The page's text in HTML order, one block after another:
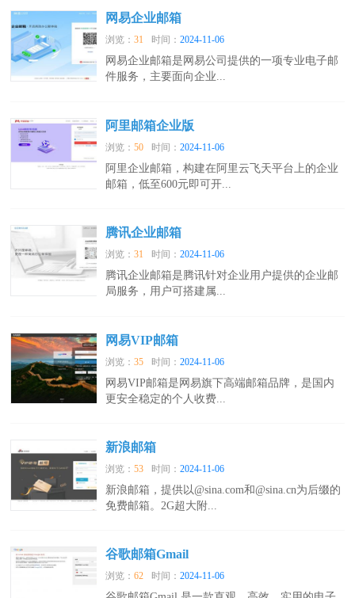
网易企业邮箱
浏览：31 时间：2024-11-06
网易企业邮箱是网易公司提供的一项专业电子邮
件服务，主要面向企业...
阿里邮箱企业版
浏览：50 时间：2024-11-06
阿里企业邮箱，构建在阿里云飞天平台上的企业
邮箱，低至600元即可开...
腾讯企业邮箱
浏览：31 时间：2024-11-06
腾讯企业邮箱是腾讯针对企业用户提供的企业邮
局服务，用户可搭建属...
网易VIP邮箱
浏览：35 时间：2024-11-06
网易VIP邮箱是网易旗下高端邮箱品牌，是国内
更安全稳定的个人收费...
新浪邮箱
浏览：53 时间：2024-11-06
新浪邮箱，提供以@sina.com和@sina.cn为后缀的
免费邮箱。2G超大附...
谷歌邮箱Gmail
浏览：62 时间：2024-11-06